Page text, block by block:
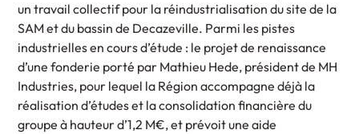
un travail collectif pour la réindustrialisation du site de la
SAM et du bassin de Decazeville. Parmi les pistes
industrielles en cours d’étude : le projet de renaissance
d’une fonderie porté par Mathieu Hede, président de MH
Industries, pour lequel la Région accompagne déjà la
réalisation d’études et la consolidation financière du
groupe à hauteur d’1,2 M€, et prévoit une aide